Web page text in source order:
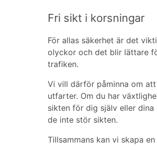
Fri sikt i korsningar
För allas säkerhet är det
olyckor och det blir lättare
trafiken.
Vi vill därför påminna om
utfarter. Om du har
sikten för dig själv eller
de inte stör sikten.
Tillsammans kan vi skapa